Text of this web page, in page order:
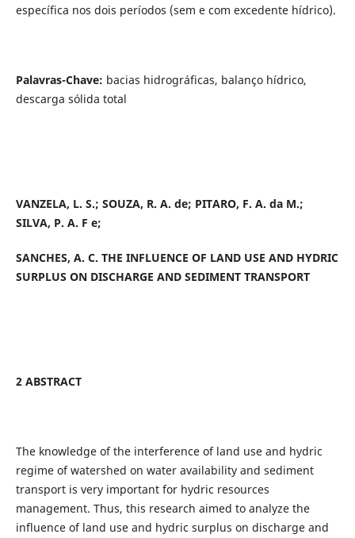
específica nos dois períodos (sem e com excedente hídrico).
Palavras-Chave: bacias hidrográficas, balanço hídrico,
descarga sólida total
VANZELA, L. S.; SOUZA, R. A. de; PITARO, F. A. da M.;
SILVA, P. A. F e;
SANCHES, A. C. THE INFLUENCE OF LAND USE AND HYDRIC
SURPLUS ON DISCHARGE AND SEDIMENT TRANSPORT
2 ABSTRACT
The knowledge of the interference of land use and hydric
regime of watershed on water availability and sediment
transport is very important for hydric resources
management. Thus, this research aimed to analyze the
influence of land use and hydric surplus on discharge and